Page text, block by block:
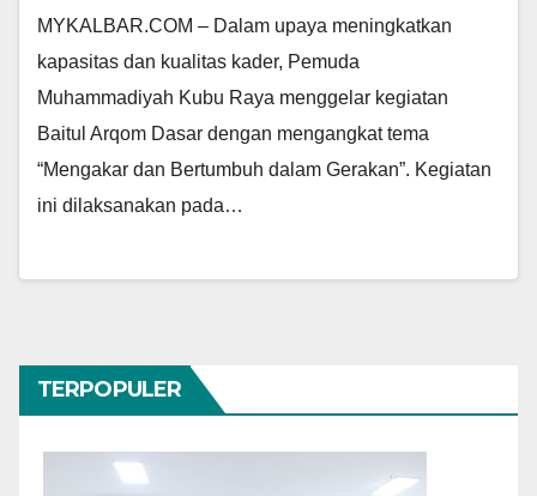
MYKALBAR.COM – Dalam upaya meningkatkan
kapasitas dan kualitas kader, Pemuda
Muhammadiyah Kubu Raya menggelar kegiatan
Baitul Arqom Dasar dengan mengangkat tema
“Mengakar dan Bertumbuh dalam Gerakan”. Kegiatan
ini dilaksanakan pada…
TERPOPULER